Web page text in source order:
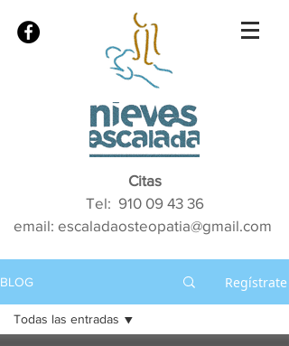
Citas
Tel: 910 09 43 36
email: escaladaosteopatia@gmail.com
BLOG Regístrate
Todas las entradas